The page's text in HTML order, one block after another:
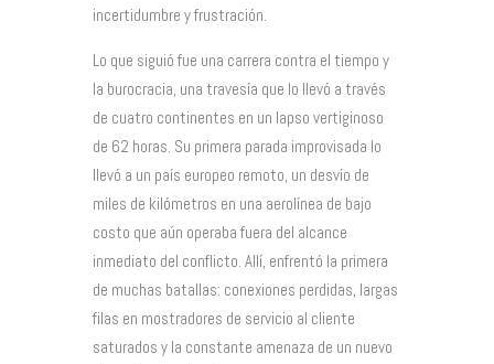
incertidumbre y frustración.
Lo que siguió fue una carrera contra el tiempo y
la burocracia, una travesía que lo llevó a través
de cuatro continentes en un lapso vertiginoso
de 62 horas. Su primera parada improvisada lo
llevó a un país europeo remoto, un desvío de
miles de kilómetros en una aerolínea de bajo
costo que aún operaba fuera del alcance
inmediato del conflicto. Allí, enfrentó la primera
de muchas batallas: conexiones perdidas, largas
filas en mostradores de servicio al cliente
saturados y la constante amenaza de un nuevo